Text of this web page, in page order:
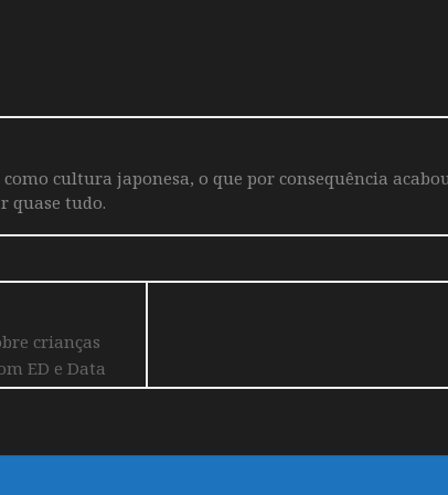
cultura japonesa, o que por consequência
quase tudo.
crianças
ED e Data